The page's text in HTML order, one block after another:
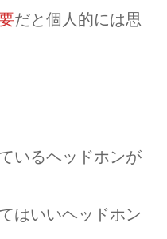
だと個人的には思
いるヘッドホンが
はいいヘッドホン